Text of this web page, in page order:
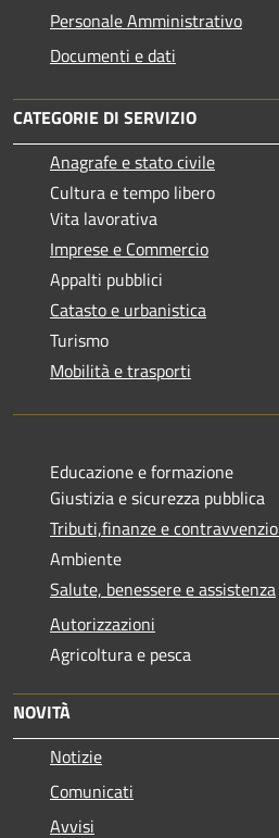
Personale Amministrativo
Documenti e dati
CATEGORIE DI SERVIZIO
Anagrafe e stato civile
Cultura e tempo libero
Vita lavorativa
Imprese e Commercio
Appalti pubblici
Catasto e urbanistica
Turismo
Mobilità e trasporti
Educazione e formazione
Giustizia e sicurezza pubblica
Tributi,finanze e
Ambiente
Salute, benessere e assistenza
Autorizzazioni
Agricoltura e pesca
NOVITÀ
Notizie
Comunicati
Avvisi